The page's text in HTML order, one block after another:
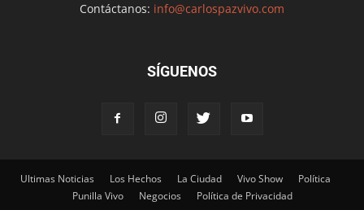
Contáctanos: info@carlospazvivo.com
SÍGUENOS
Ultimas Noticias Los Hechos La Ciudad Vivo Show
Política
Punilla Vivo
Negocios Política de Privacidad